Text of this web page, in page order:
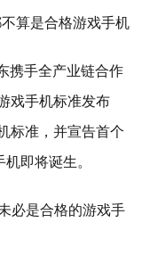
携手全产业链合作
戏手机标准发布
标准，并宣告首个
即将诞生。
必是合格的游戏手